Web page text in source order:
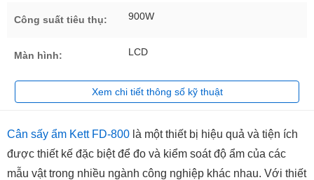
Công suất tiêu thụ: 900W
Màn hình: LCD
Xem chi tiết thông số kỹ thuật
Cân sấy ẩm Kett FD-800 là một thiết bị hiệu quả và tiện ích
được thiết kế đặc biệt để đo và kiểm soát độ ẩm của các
mẫu vật trong nhiều ngành công nghiệp khác nhau. Với thiết